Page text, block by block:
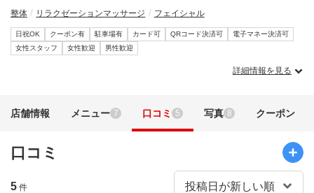
整体 リラクゼーションマッサージ フェイシャル
日祝OK クーポン有 駐車場有 カード可 QRコード決済可
電子マネー決済可
女性スタッフ
女性歓迎 男性歓迎
詳細情報を見る
店舗情報 メニュー 7 口コミ 5 写真 8 クーポン
口コミ
5 件